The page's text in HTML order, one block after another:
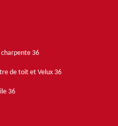
36
de toit et Velux 36
36